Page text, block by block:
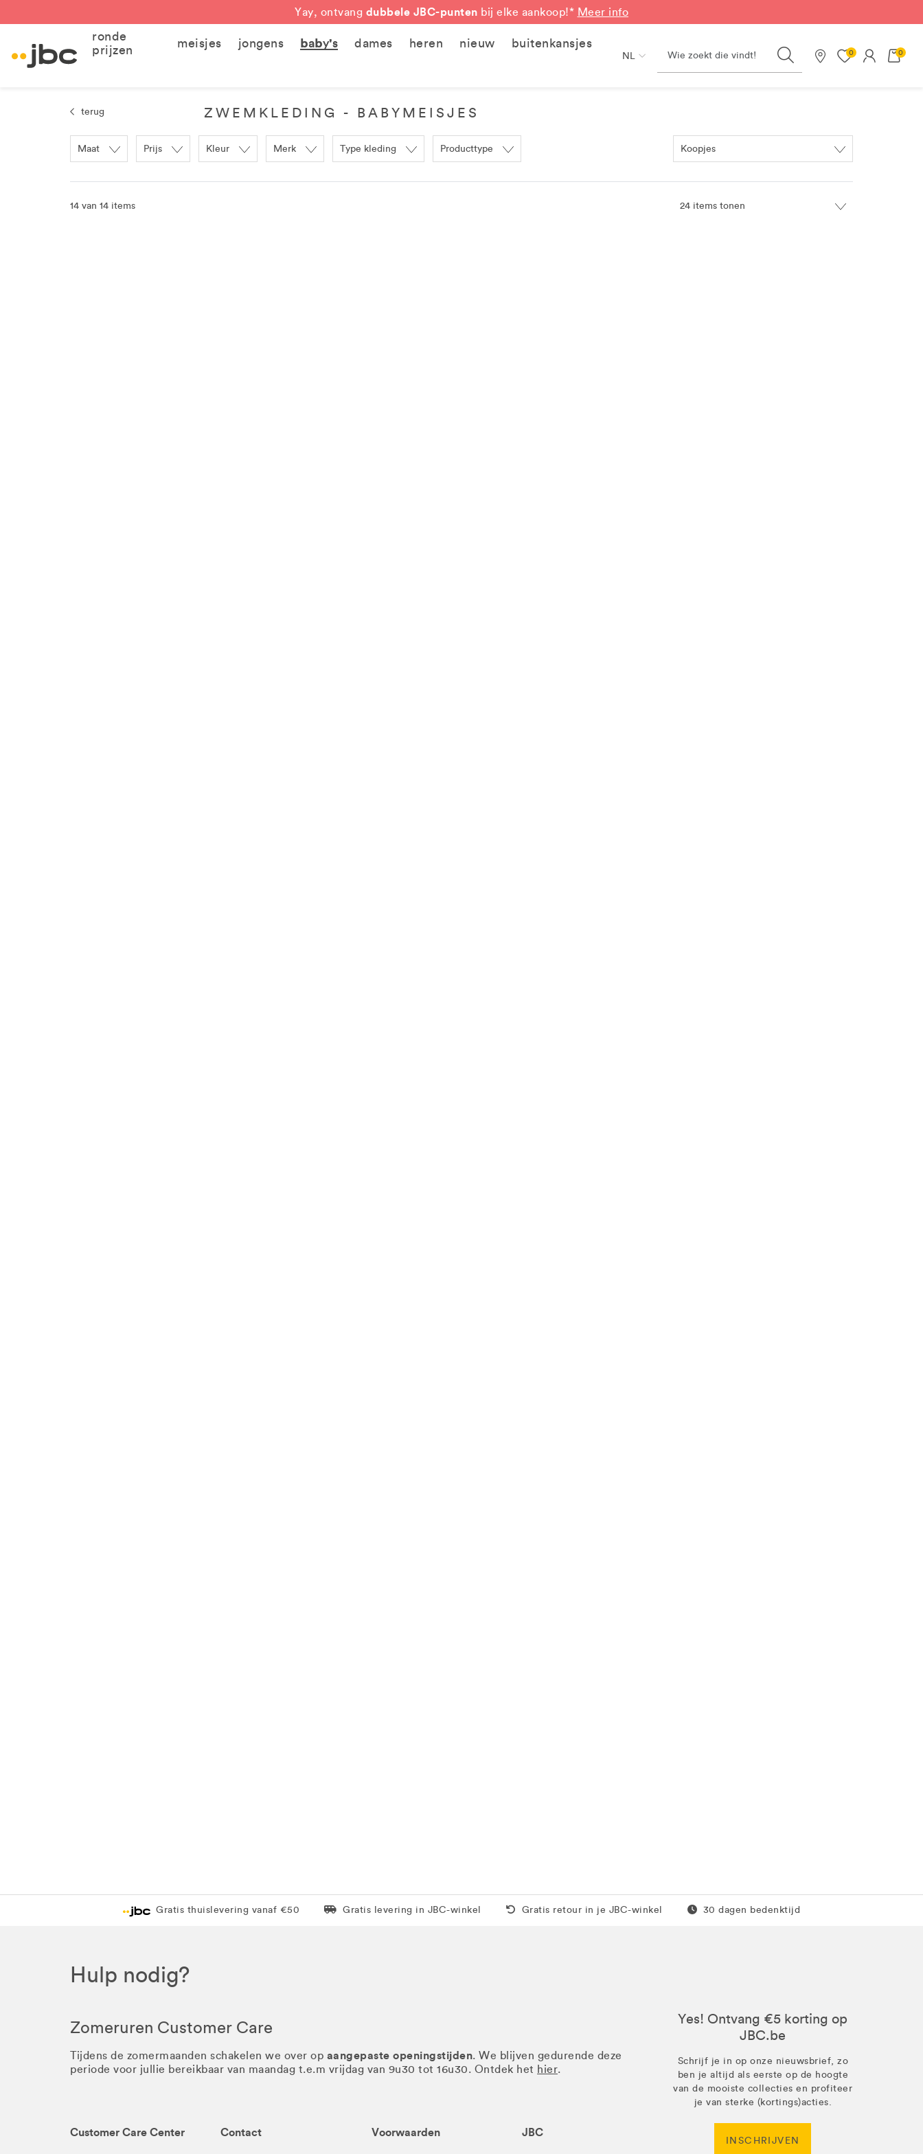
Yay, ontvang dubbele JBC-punten bij elke aankoop!* Meer info
ronde
prijzen
meisjes jongens baby's dames heren nieuw buitenkansjes
NL Search
Onze winkels
0 0
terug ZWEMKLEDING - BABYMEISJES
Maat Prijs Kleur Merk Type kleding Producttype
14 van 14 items
Gratis thuislevering vanaf €50 Levering in 1 pakket
Gratis levering in JBC-winkel Gratis thuis vanaf 50 euro
Gratis retour in je JBC-winkel Gratis retour
30 dagen bedenktijd
Hulp nodig?
Zomeruren Customer Care
Tijdens de zomermaanden schakelen we over op aangepaste openingstijden. We blijven gedurende deze
periode voor jullie bereikbaar van maandag t.e.m vrijdag van 9u30 tot 16u30. Ontdek het hier.
Customer Care Center Contact Voorwaarden JBC
Yes! Ontvang €5 korting op
JBC.be
Schrijf je in op onze nieuwsbrief, zo
ben je altijd als eerste op de hoogte
van de mooiste collecties en profiteer
je van sterke (kortings)acties.
INSCHRIJVEN